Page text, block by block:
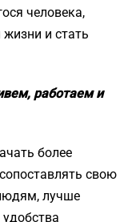
человека,
и стать
работаем и
более
свою
лучше